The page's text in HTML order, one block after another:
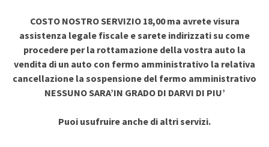
COSTO NOSTRO SERVIZIO 18,00 ma avrete visura
assistenza legale fiscale e sarete indirizzati su come
procedere per la rottamazione della vostra auto la
vendita di un auto con fermo amministrativo la relativa
cancellazione la sospensione del fermo amministrativo
NESSUNO SARA’IN GRADO DI DARVI DI PIU’
Puoi usufruire anche di altri servizi.